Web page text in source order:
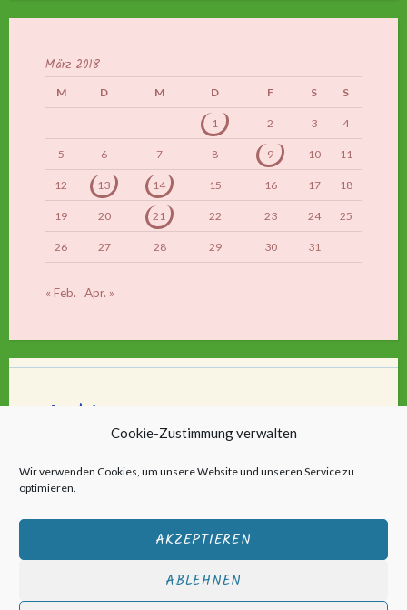
Cookie-Zustimmung verwalten
Wir verwenden Cookies, um unsere Website und unseren Service zu
optimieren.
AKZEPTIEREN
ABLEHNEN
März 2018
M D M D F S S
1 2 3 4
5 6 7 8 9 10 11
12 13 14 15 16 17 18
19 20 21 22 23 24 25
26 27 28 29 30 31
« Feb. Apr. »
Archiv
Stolz bereitgestellt von WordPress | Theme: Scratchpad von